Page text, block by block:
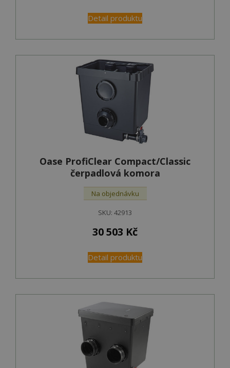
Detail produktu
Oase ProfiClear Compact/Classic
čerpadlová komora
Na objednávku
SKU: 42913
30 503 Kč
Detail produktu